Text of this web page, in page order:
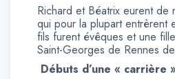
Richard et Béatrix eurent de
qui pour la plupart entrèrent
fils furent évêques et une
Saint-Georges de Rennes
Débuts d’une « carrière